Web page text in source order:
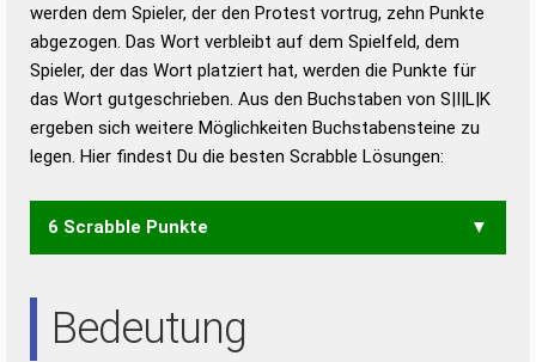
Duden – Standardwerk in 12 Bänden
Duden – Richtiges und gutes
Deutsch
Duden – Die deutsche Grammatik
Duden – Deutsches
Universalwörterbuch
werden dem Spieler, der den Protest vortrug, zehn Punkte
abgezogen. Das Wort verbleibt auf dem Spielfeld, dem
Spieler, der das Wort platziert hat, werden die Punkte für
das Wort gutgeschrieben. Aus den Buchstaben von S|I|L|K
ergeben sich weitere Möglichkeiten Buchstabensteine zu
legen. Hier findest Du die besten Scrabble Lösungen:
6 Scrabble Punkte
Bedeutung